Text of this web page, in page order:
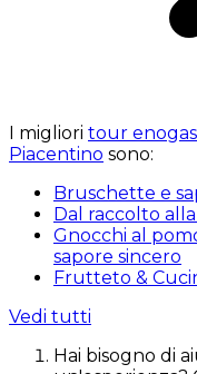
I migliori tour
Piacentino sono:
Bruschette e
Dal raccolto
Gnocchi al
sapore sincero
Frutteto &
Vedi tutti
Hai bisogno di